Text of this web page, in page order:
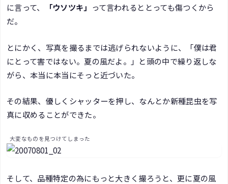
に言って、
「ウソツキ」 って言われるととっても傷つくから
だ。
とにかく、写真を撮るまでは逃げられないように、「僕は君
にとって害ではない。夏の風だよ。」と頭の中で繰り返しな
がら、本当に本当にそっと近づいた。
その結果、優しくシャッターを押し、なんとか新種昆虫を写
真に収めることができた。
大変なものを見つけてしまった
そして、品種特定の為にもっと大きく撮ろうと、更に夏の風